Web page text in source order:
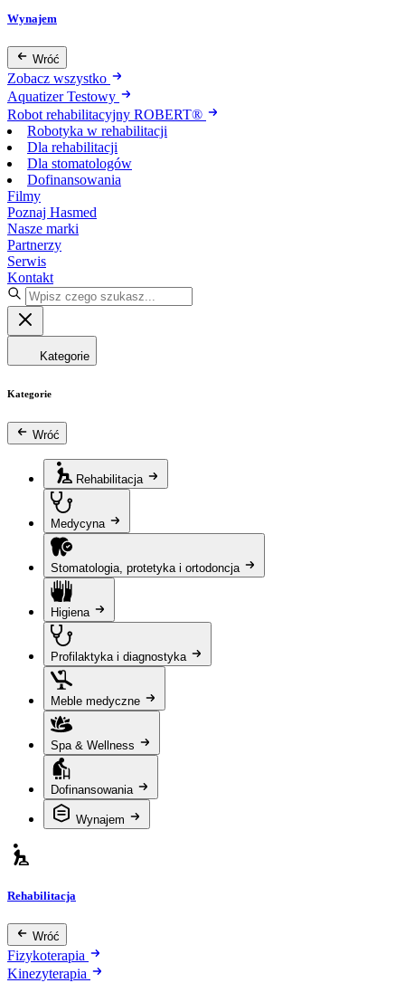
Wynajem
Wróć
Zobacz wszystko
Aquatizer Testowy
Robot rehabilitacyjny ROBERT®
Robotyka w rehabilitacji
Dla rehabilitacji
Dla stomatologów
Dofinansowania
Filmy
Poznaj Hasmed
Nasze marki
Partnerzy
Serwis
Kontakt
Kategorie
Kategorie
Wróć
Rehabilitacja
Medycyna
Stomatologia, protetyka i ortodoncja
Higiena
Profilaktyka i diagnostyka
Meble medyczne
Spa & Wellness
Dofinansowania
Wynajem
Rehabilitacja
Wróć
Fizykoterapia
Kinezyterapia